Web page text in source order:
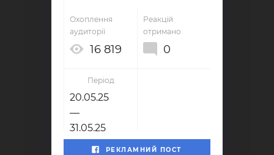
Охоплення
аудиторії
16 819
Реакцій
отримано
0
Період
20.05.25
—
31.05.25
РЕКЛАМНИЙ ПОСТ